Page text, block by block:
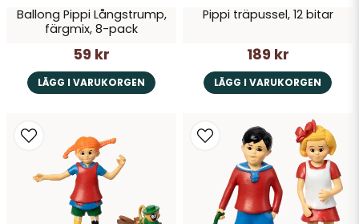
Skicka fråga
Ballong Pippi Långstrump,
färgmix, 8-pack
59 kr
LÄGG I VARUKORGEN
Pippi träpussel, 12 bitar
189 kr
LÄGG I VARUKORGEN